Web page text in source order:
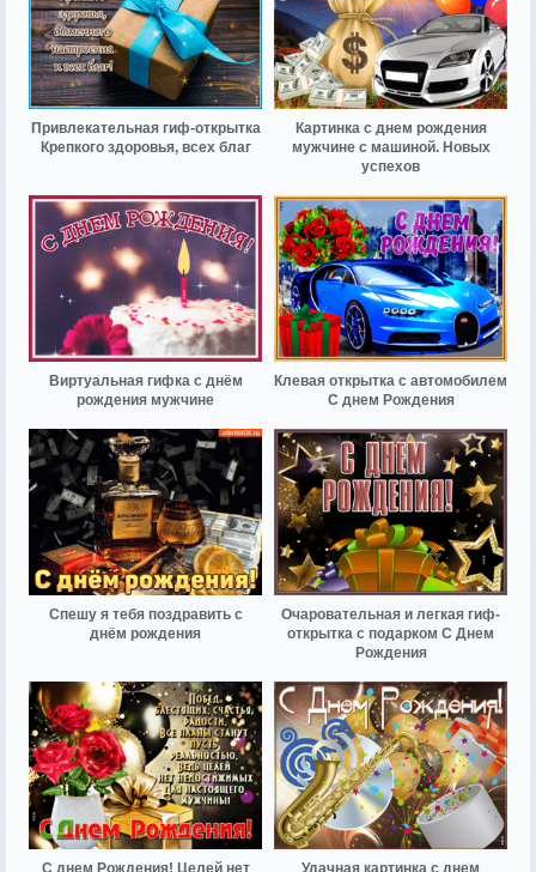
Привлекательная гиф-открытка
Крепкого здоровья, всех благ
Картинка с днем рождения
мужчине с машиной. Новых
успехов
Виртуальная гифка с днём
рождения мужчине
Клевая открытка с автомобилем
С днем Рождения
Спешу я тебя поздравить с
днём рождения
Очаровательная и легкая гиф-
открытка с подарком С Днем
Рождения
С днем Рождения! Целей нет Удачная картинка с днем